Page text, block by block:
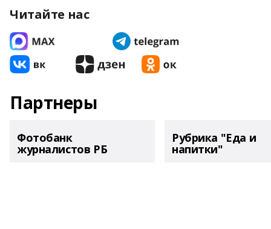
Читайте нас
Партнеры
Фотобанк
журналистов РБ
Рубрика "Еда и
напитки"